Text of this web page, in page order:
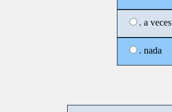
. a veces
. nada